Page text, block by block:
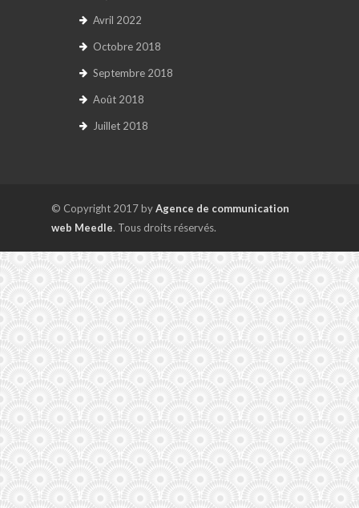
Avril 2022
Octobre 2018
Septembre 2018
Août 2018
Juillet 2018
© Copyright 2017 byAgence de communication
web Meedle. Tous droits réservés.